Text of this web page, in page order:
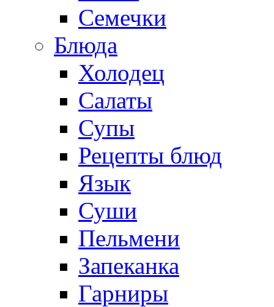
Семечки
Блюда
Холодец
Салаты
Супы
Рецепты блюд
Язык
Суши
Пельмени
Запеканка
Гарниры